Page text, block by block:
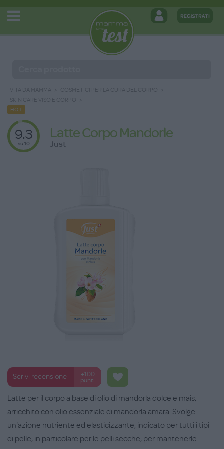
VITA DA MAMMA
COSMETICI PER LA CURA DEL CORPO
SKIN CARE VISO E CORPO
HOT
9.3
su 10
Latte Corpo Mandorle
Just
Scrivi recensione
+100
punti
Latte per il corpo a base di olio di mandorla dolce e mais,
arricchito con olio essenziale di mandorla amara. Svolge
un'azione nutriente ed elasticizzante, indicato per tutti i tipi
di pelle, in particolare per le pelli secche, per mantenerle